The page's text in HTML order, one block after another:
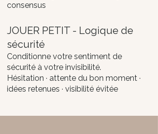
consensus
JOUER PETIT - Logique de
sécurité
Conditionne votre sentiment de
sécurité à votre invisibilité.
Hésitation · attente du bon moment ·
idées retenues · visibilité évitée